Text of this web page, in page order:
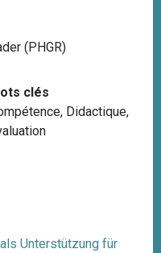
(PHGR)
clés
, Didactique,
Unterstützung für